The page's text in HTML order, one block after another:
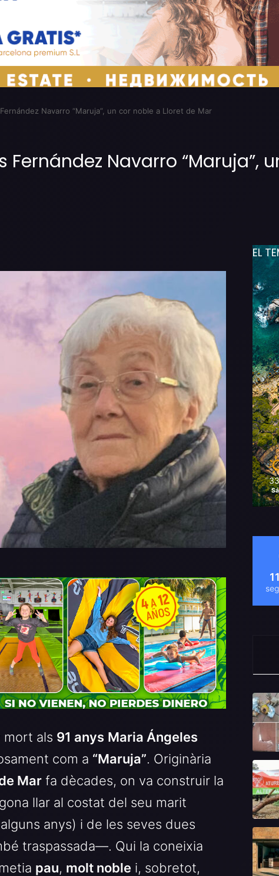
Navarro “Maruja”, un cor noble a Lloret de Mar
Navarro “Maruja”,
mort als 91 anys Maria Ángeles
com a “Maruja”. Originària
Mar fa dècades, on va construir la
llar al costat del seu marit
anys) i de les seves dues
traspassada—. Qui la coneixia
pau, molt noble i, sobretot,
EL
33